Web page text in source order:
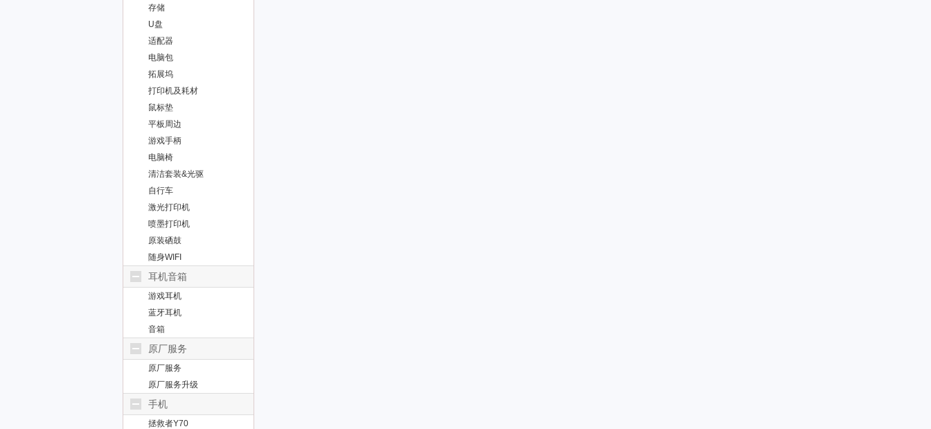
存储
U盘
适配器
电脑包
拓展坞
打印机及耗材
鼠标垫
平板周边
游戏手柄
电脑椅
清洁套装&光驱
自行车
激光打印机
喷墨打印机
原装硒鼓
随身WIFI
耳机音箱
游戏耳机
蓝牙耳机
音箱
原厂服务
原厂服务
原厂服务升级
手机
拯救者Y70